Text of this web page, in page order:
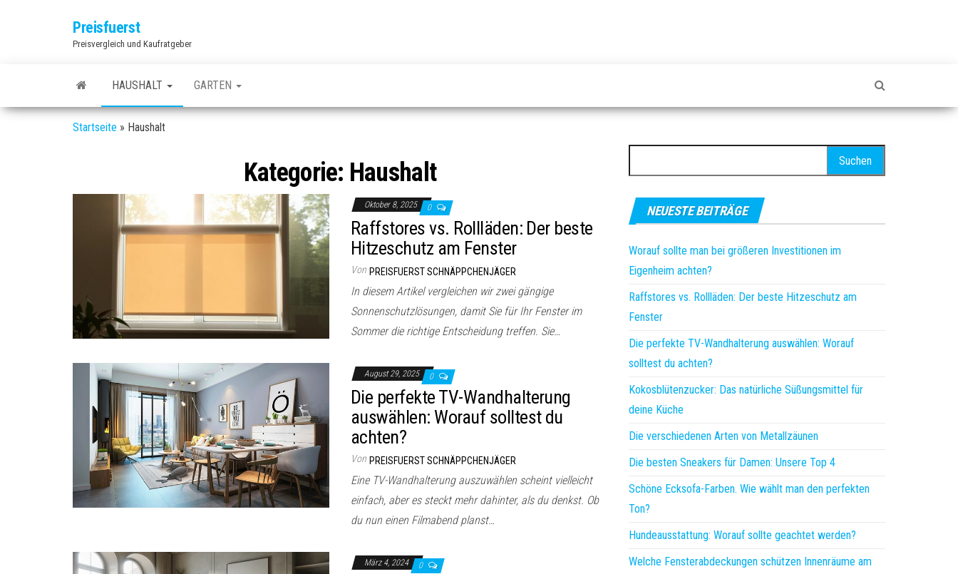
Preisfuerst
Preisvergleich und Kaufratgeber
HAUSHALT GARTEN
Startseite » Haushalt
Kategorie: Haushalt
Oktober 8, 2025 0
Raffstores vs. Rollläden: Der beste
Hitzeschutz am Fenster
Von PREISFUERST SCHNÄPPCHENJÄGER
In diesem Artikel vergleichen wir zwei gängige
Sonnenschutzlösungen, damit Sie für Ihr Fenster im
Sommer die richtige Entscheidung treffen. Sie…
August 29, 2025 0
Die perfekte TV-Wandhalterung
auswählen: Worauf solltest du
achten?
Von PREISFUERST SCHNÄPPCHENJÄGER
Eine TV-Wandhalterung auszuwählen scheint vielleicht
einfach, aber es steckt mehr dahinter, als du denkst. Ob
du nun einen Filmabend planst…
März 4, 2024 0
nach:
NEUESTE BEITRÄGE
Worauf sollte man bei größeren Investitionen im
Eigenheim achten?
Raffstores vs. Rollläden: Der beste Hitzeschutz am
Fenster
Die perfekte TV-Wandhalterung auswählen: Worauf
solltest du achten?
Kokosblütenzucker: Das natürliche Süßungsmittel für
deine Küche
Die verschiedenen Arten von Metallzäunen
Die besten Sneakers für Damen: Unsere Top 4
Schöne Ecksofa-Farben. Wie wählt man den perfekten
Ton?
Hundeausstattung: Worauf sollte geachtet werden?
Welche Fensterabdeckungen schützen Innenräume am